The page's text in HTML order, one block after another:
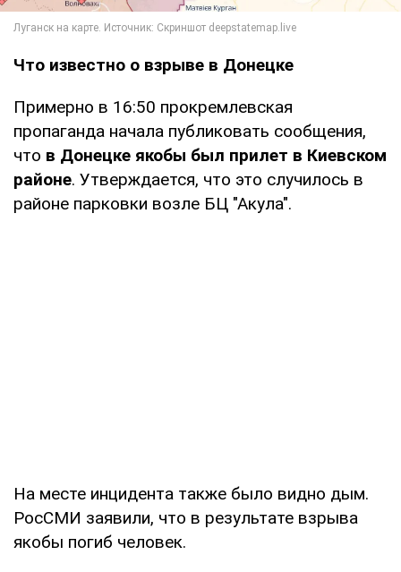
Что известно о взрыве в Донецке
Примерно в 16:50 прокремлевская
пропаганда начала публиковать сообщения,
что в Донецке якобы был прилет в Киевском
районе. Утверждается, что это случилось в
районе парковки возле БЦ "Акула".
На месте инцидента также было видно дым.
РосСМИ заявили, что в результате взрыва
якобы погиб человек.